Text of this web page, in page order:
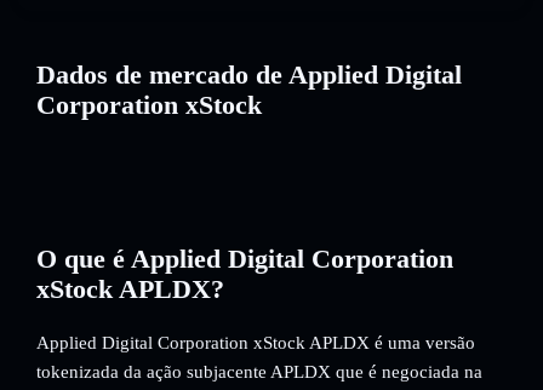
Dados de mercado de Applied Digital
Corporation xStock
O que é Applied Digital Corporation
xStock APLDX?
Applied Digital Corporation xStock APLDX é uma versão
tokenizada da ação subjacente APLDX que é negociada na